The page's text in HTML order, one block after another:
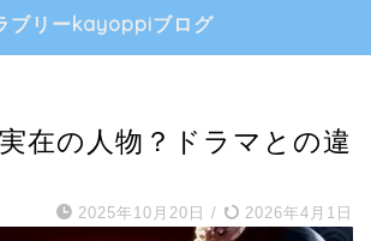
ブリーkayoppiブログ
在の人物？ドラマとの違
2025年10月20日 / 2026年4月1日